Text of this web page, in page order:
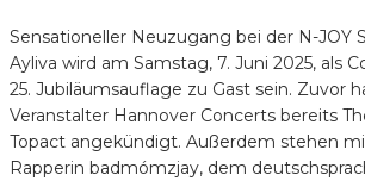
Sensationeller Neuzugang bei der N-JOY
Ayliva wird am Samstag, 7. Juni 2025, als
25. Jubiläumsauflage zu Gast sein. Zuvor
Veranstalter Hannover Concerts bereits
Topact angekündigt. Außerdem stehen
Rapperin badmómzjay, dem